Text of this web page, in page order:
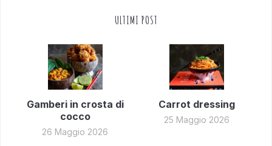
ULTIMI POST
Gamberi in crosta di
cocco
26 Maggio 2026
Carrot dressing
25 Maggio 2026